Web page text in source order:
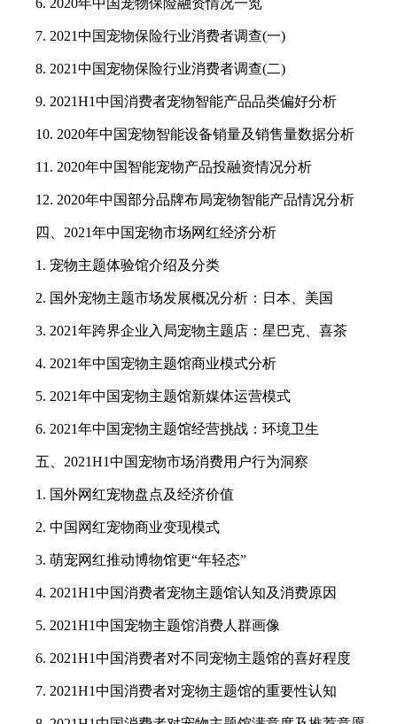
6. 2020年中国宠物保险融资情况一览
7. 2021中国宠物保险行业消费者调查(一)
8. 2021中国宠物保险行业消费者调查(二)
9. 2021H1中国消费者宠物智能产品品类偏好分析
10. 2020年中国宠物智能设备销量及销售量数据分析
11. 2020年中国智能宠物产品投融资情况分析
12. 2020年中国部分品牌布局宠物智能产品情况分析
四、2021年中国宠物市场网红经济分析
1. 宠物主题体验馆介绍及分类
2. 国外宠物主题市场发展概况分析：日本、美国
3. 2021年跨界企业入局宠物主题店：星巴克、喜茶
4. 2021年中国宠物主题馆商业模式分析
5. 2021年中国宠物主题馆新媒体运营模式
6. 2021年中国宠物主题馆经营挑战：环境卫生
五、2021H1中国宠物市场消费用户行为洞察
1. 国外网红宠物盘点及经济价值
2. 中国网红宠物商业变现模式
3. 萌宠网红推动博物馆更“年轻态”
4. 2021H1中国消费者宠物主题馆认知及消费原因
5. 2021H1中国宠物主题馆消费人群画像
6. 2021H1中国消费者对不同宠物主题馆的喜好程度
7. 2021H1中国消费者对宠物主题馆的重要性认知